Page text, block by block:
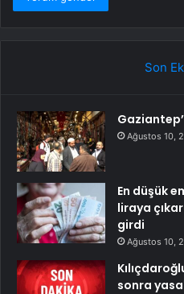
Son
Ağustos 10,
En düşük
liraya
girdi
Ağustos 10,
sonra